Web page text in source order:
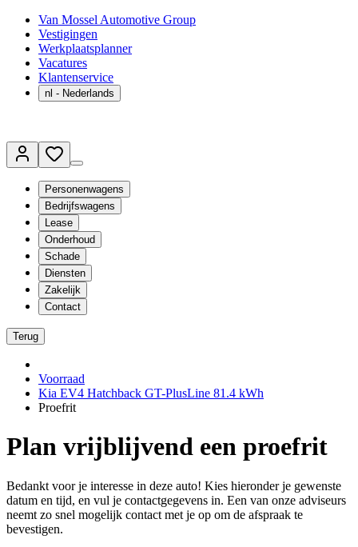
Van Mossel Automotive Group
Vestigingen
Werkplaatsplanner
Vacatures
Klantenservice
nl - Nederlands
Personenwagens
Bedrijfswagens
Lease
Onderhoud
Schade
Diensten
Zakelijk
Contact
Terug
Voorraad
Kia EV4 Hatchback GT-PlusLine 81.4 kWh
Proefrit
Plan vrijblijvend een proefrit
Bedankt voor je interesse in deze auto! Kies hieronder je gewenste
datum en tijd, en vul je contactgegevens in. Een van onze adviseurs
neemt zo snel mogelijk contact met je op om de afspraak te
bevestigen.